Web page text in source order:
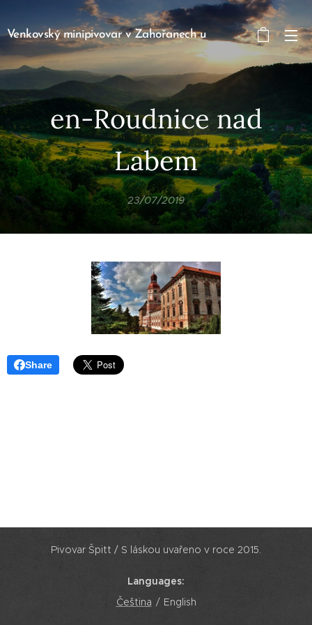
Venkovský minipivovar v Zahořanech u
Litoměřic Zahořany 90, Křešice 411 48
en-Roudnice nad
Labem
23/07/2019
Share
Pivovar Špitt / S láskou uvařeno v roce 2015.
Languages
Čeština
English